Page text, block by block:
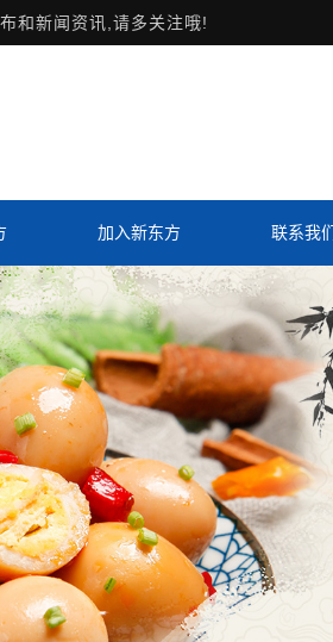
和新闻资讯,请多关注哦!
加入新东方 联系我